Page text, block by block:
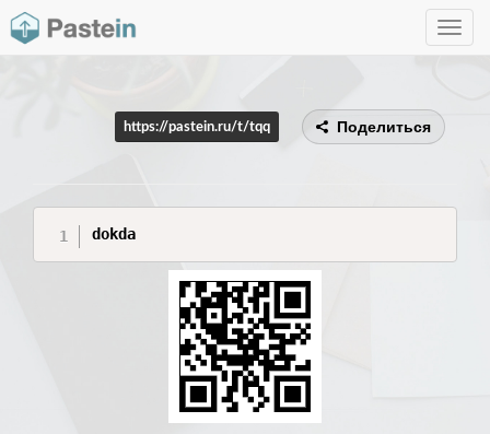
Toggle
https://pastein.ru/t/tqq Поделиться
dokda